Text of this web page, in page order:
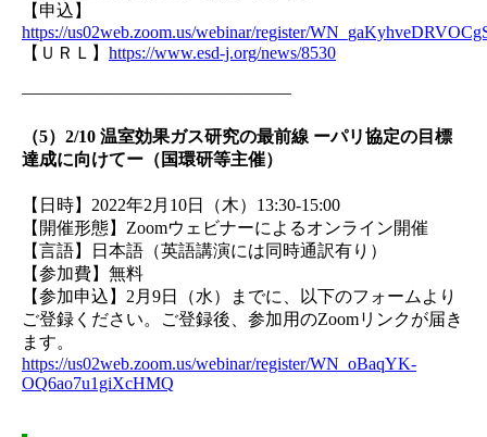
【申込】
https://us02web.zoom.us/webinar/register/
【ＵＲＬ】 https://www.esd-j.org/news/8530
———————————————–
（5）2/10 温室効果ガス研究の最前線 ーパリ協定の目標
達成に向けてー（国環研等主催）
【日時】2022年2月10日（木）13:30-15:00
【開催形態】Zoomウェビナーによるオンライン開催
【言語】日本語（英語講演には同時通訳有り）
【参加費】無料
【参加申込】2月9日（水）までに、以下のフォームより
ご登録ください。ご登録後、参加用のZoomリンクが届き
ます。
https://us02web.zoom.us/webinar/register/WN_oBaqYK-
OQ6ao7u1giXcHMQ